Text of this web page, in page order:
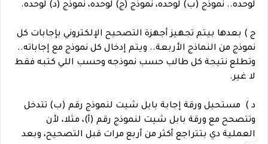
لوحده.. نموذج (ب) لوحده، نموذج (ج) لوحده، نموذج (د) لوحده.
ج ) بعدها بيتم تجهيز أجهزة التصحيح الإلكتروني بإجابات كل
نموذج من النماذج الأربعة.. ويتم إدخال كل نموذج مع إجاباته..
وتطلع نتيجة كل طالب حسب نموذجه وحسب اللي كتبه فقط
لا غير.
د ) مستحيل ورقة إجابة بابل شيت لنموذج رقم (ب) تتدخل
وتتصحح مع ورقة بابل شيت لنموذج رقم (أ)، مثلا، لأن
العملية دي بتتراجع أكثر من أربع مرات قبل التصحيح، وبعد